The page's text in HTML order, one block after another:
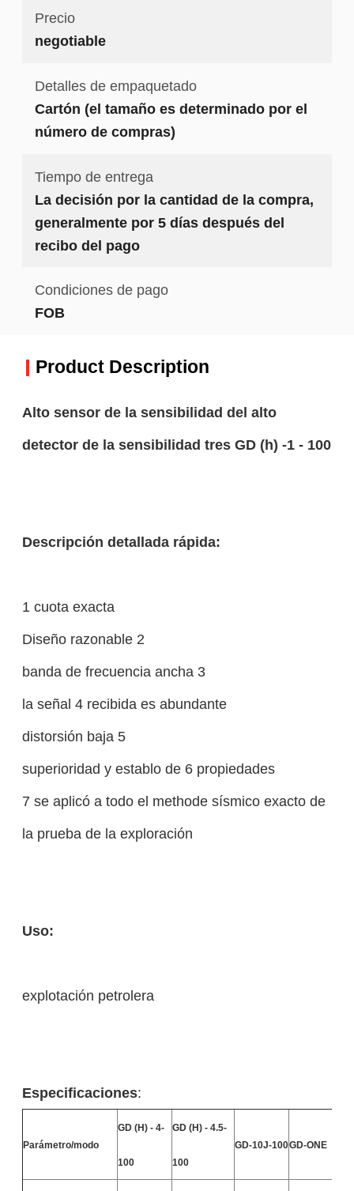
Precio
negotiable
Detalles de empaquetado
Cartón (el tamaño es determinado por el
número de compras)
Tiempo de entrega
La decisión por la cantidad de la compra,
generalmente por 5 días después del
recibo del pago
Condiciones de pago
FOB
Product Description
Alto sensor de la sensibilidad del alto
detector de la sensibilidad tres GD (h) -1 - 100
Descripción detallada rápida:
1 cuota exacta
Diseño razonable 2
banda de frecuencia ancha 3
la señal 4 recibida es abundante
distorsión baja 5
superioridad y establo de 6 propiedades
7 se aplicó a todo el methode sísmico exacto de
la prueba de la exploración
Uso:
explotación petrolera
Especificaciones:
Parámetro/modo
GD (H) - 4-
100
GD (H) - 4.5-
100
GD-10J-100GD-ONE